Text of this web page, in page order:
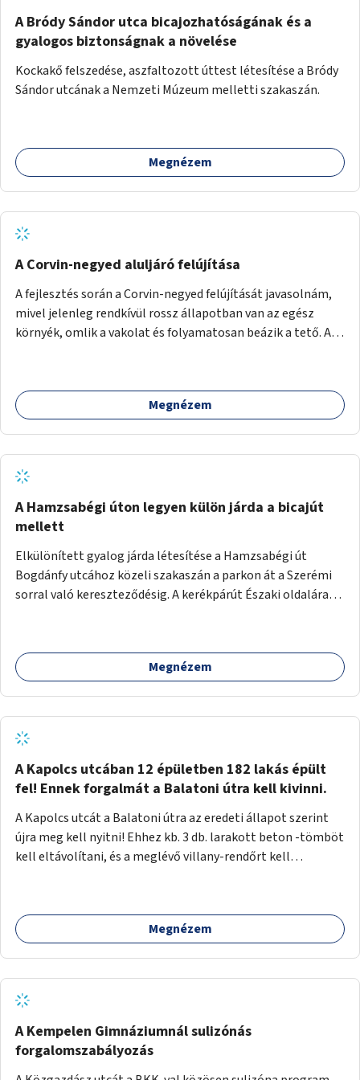
A Bródy Sándor utca bicajozhatóságának és a
gyalogos biztonságnak a növelése
Kockakő felszedése, aszfaltozott úttest létesítése a Bródy
Sándor utcának a Nemzeti Múzeum melletti szakaszán.
Megnézem
A Corvin-negyed aluljáró felújítása
A fejlesztés során a Corvin-negyed felújítását javasolnám,
mivel jelenleg rendkívül rossz állapotban van az egész
környék, omlik a vakolat és folyamatosan beázik a tető. A
WC-t, valamint térfigyelő kamerákat helyeznék el a
biztonságos környezet megteremtéséért.
Megnézem
A Hamzsabégi úton legyen külön járda a bicajút
mellett
Elkülönített gyalog járda létesítése a Hamzsabégi út
Bogdánfy utcához közeli szakaszán a parkon át a Szerémi
sorral való kereszteződésig. A kerékpárút Északi oldalára
(de szinTben nem, mert sötétben a kivilágítatlan
szakaszon könnyű lenne elesni a peremben). Még jobb
zötyögőssége elriassza a bringásokat a járdán
szálguldástól.
Megnézem
A Kapolcs utcában 12 épületben 182 lakás épült
fel! Ennek forgalmát a Balatoni útra kell kivinni.
A Kapolcs utcát a Balatoni útra az eredeti állapot szerint
újra meg kell nyitni! Ehhez kb. 3 db. larakott beton -tömböt
kell eltávolítani, és a meglévő villany-rendőrt kell
lakásban élőknek, hogy a személyautójukkal
biztonságosan és egyszerűbben közlekedhessenek. A
Megnézem
A Kempelen Gimnáziumnál sulizónás
forgalomszabályozás